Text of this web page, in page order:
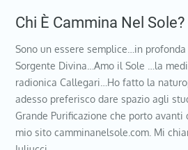
Chi È Cammina Nel Sole?
Sono un essere semplice…in
Sorgente Divina…Amo il Sole …la
radionica Callegari…Ho fatto la
adesso preferisco dare spazio agli
Grande Purificazione che porto avanti
mio sito camminanelsole.com. Mi